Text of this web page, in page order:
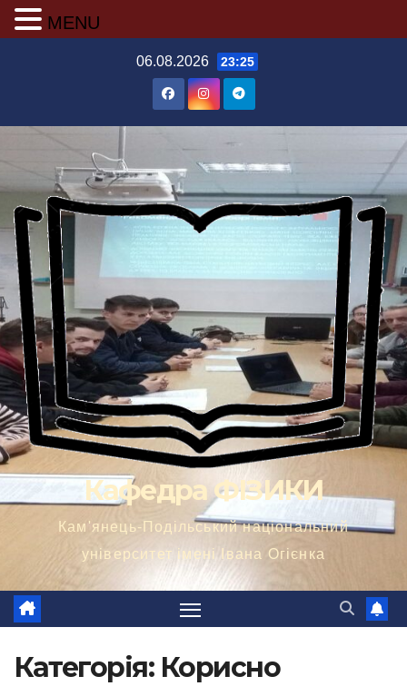
06.08.2026 23:25
Кафедра ФІЗИКИ
Кам'янець-Подільський національний
університет імені Івана Огієнка
Категорія: Корисно
MENU